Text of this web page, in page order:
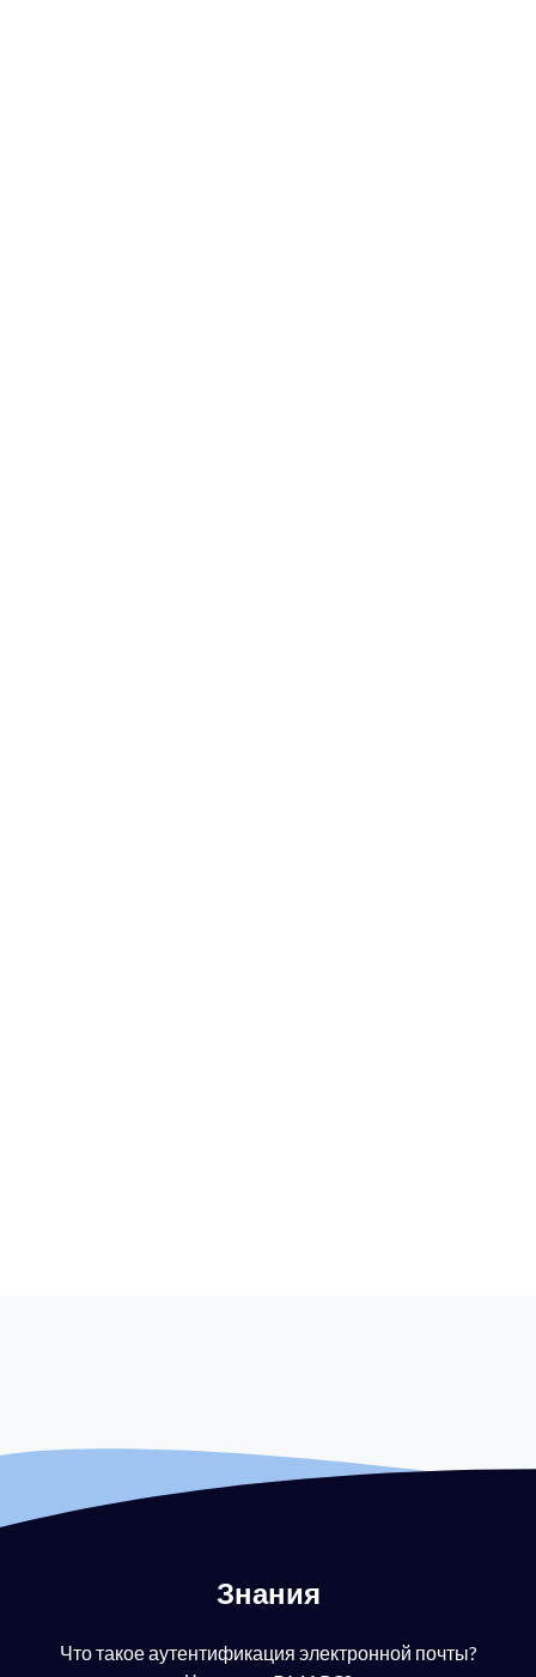
Знания
Что такое аутентификация электронной почты?